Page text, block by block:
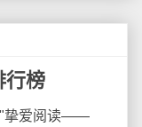
行榜
挚爱阅读——